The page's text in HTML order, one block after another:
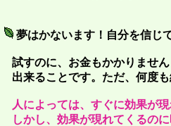
夢はかないます！自分を信じ
試すのに、お金もかかりませ
出来ることです。ただ、何度
人によっては、すぐに効果が
しかし、効果が現れてくるの